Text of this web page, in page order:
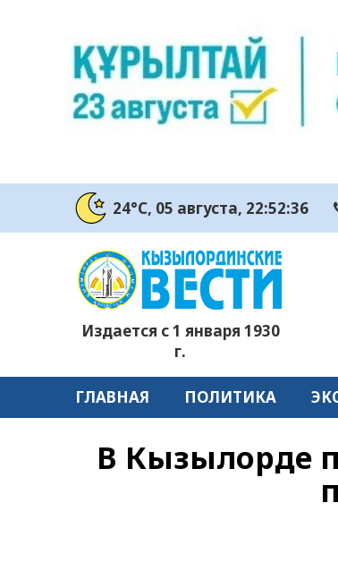
24°C, 05 августа, 22:52:37
Издается с 1 января 1930
г.
ГЛАВНАЯ ПОЛИТИКА
В Кызылорде